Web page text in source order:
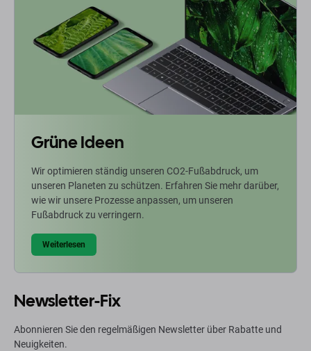
Grüne Ideen
Wir optimieren ständig unseren CO2-Fußabdruck, um
unseren Planeten zu schützen. Erfahren Sie mehr darüber,
wie wir unsere Prozesse anpassen, um unseren
Fußabdruck zu verringern.
Weiterlesen
Newsletter-Fix
Abonnieren Sie den regelmäßigen Newsletter über Rabatte und
Neuigkeiten.